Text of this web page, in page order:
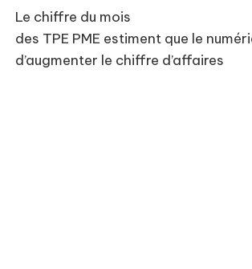
Le chiffre du mois
des TPE PME estiment que le
d’augmenter le chiffre d’affaires